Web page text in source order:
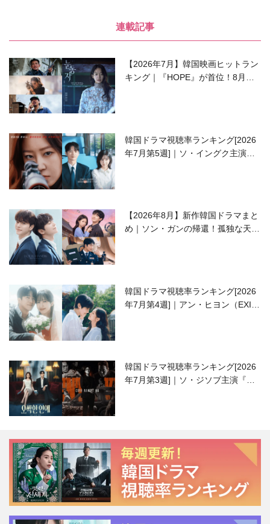
連載記事
【2026年7月】韓国映画ヒットラン
キング｜『HOPE』が首位！8月公
韓国ドラマ視聴率ランキング[2026
年7月第5週]｜ソ・イングク主演の
【2026年8月】新作韓国ドラマまと
め｜ソン・ガンの帰還！孤独な天才
韓国ドラマ視聴率ランキング[2026
年7月第4週]｜アン・ヒヨン（EXID
韓国ドラマ視聴率ランキング[2026
年7月第3週]｜ソ・ジソブ主演『エ